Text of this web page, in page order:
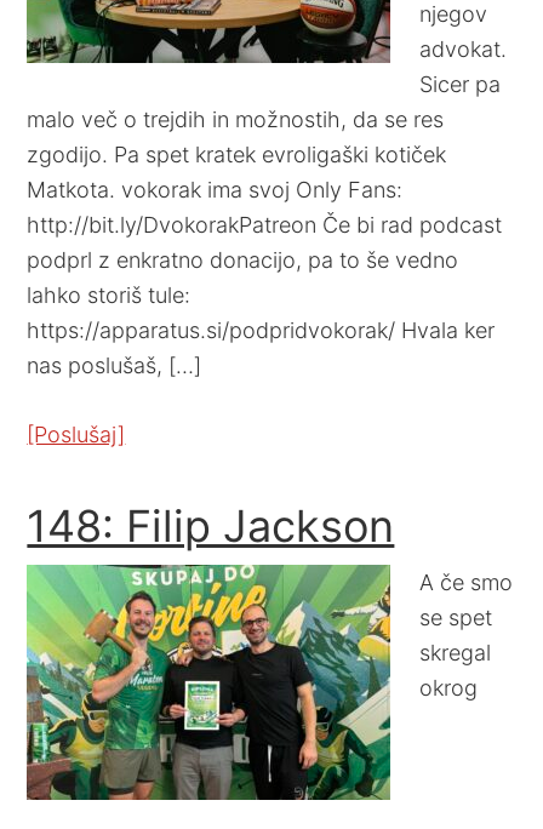
njegov
advokat.
Sicer pa
malo več o trejdih in možnostih, da se res
zgodijo. Pa spet kratek evroligaški kotiček
Matkota. vokorak ima svoj Only Fans:
http://bit.ly/DvokorakPatreon Če bi rad podcast
podprl z enkratno donacijo, pa to še vedno
lahko storiš tule:
https://apparatus.si/podpridvokorak/ Hvala ker
nas poslušaš, […]
[Poslušaj]
148: Filip Jackson
A če smo
se spet
skregal
okrog